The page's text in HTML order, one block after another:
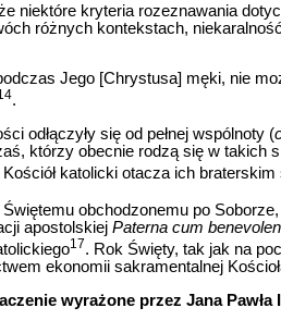
niektóre kryteria rozeznawania
różnych kontekstach,
podczas Jego [Chrystusa] męki, nie
.
odłączyły się od pełnej wspólnoty (
którzy obecnie rodzą się w takich
Kościół katolicki otacza ich braterskim
obchodzonemu po Soborze,
apostolskiej Paterna cum
17. Rok Święty, tak jak na
ekonomii sakramentalnej
wyrażone przez Jana Pawła